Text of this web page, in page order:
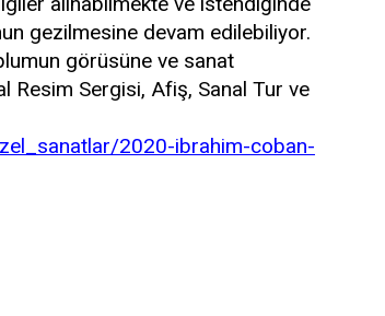
gezilmesine devam edilebiliyor.
görüsüne ve sanat
Resim Sergisi, Afiş, Sanal Tur ve
2020-ibrahim-coban-